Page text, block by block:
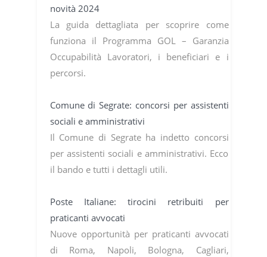
novità 2024
La guida dettagliata per scoprire come
funziona il Programma GOL – Garanzia
Occupabilità Lavoratori, i beneficiari e i
percorsi.
Comune di Segrate: concorsi per assistenti
sociali e amministrativi
Il Comune di Segrate ha indetto concorsi
per assistenti sociali e amministrativi. Ecco
il bando e tutti i dettagli utili.
Poste Italiane: tirocini retribuiti per
praticanti avvocati
Nuove opportunità per praticanti avvocati
di Roma, Napoli, Bologna, Cagliari,